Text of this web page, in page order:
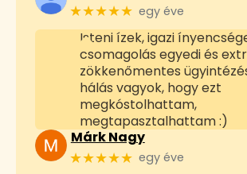
★★★★★ egy éve
Isteni ízek, igazi
csomagolás egyedi és
zökkenőmentes
hálás vagyok, hogy ezt
megkóstolhattam,
megtapasztalhattam :)
Márk Nagy
★★★★★ egy éve